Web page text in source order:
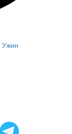
Ужин